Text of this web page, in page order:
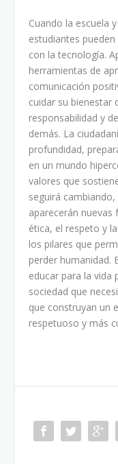
Cuando la escuela
estudiantes
con la tecnología.
herramientas de
comunicación
cuidar su bienestar
responsabilidad y
demás. La
profundidad,
en un mundo
valores que
seguirá
aparecerán nuevas
ética, el respeto y
los pilares que
perder humanidad.
educar para la vida
sociedad que
que construyan un
respetuoso y más